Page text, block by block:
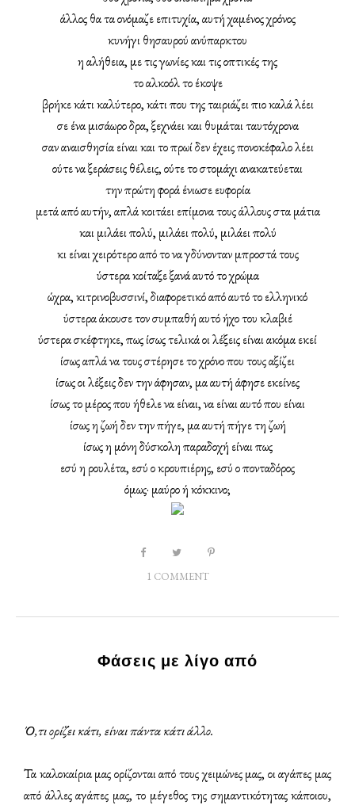
άλλος θα τα ονόμαζε επιτυχία, αυτή χαμένος χρόνος
κυνήγι θησαυρού ανύπαρκτου
η αλήθεια, με τις γωνίες και τις οπτικές της
το αλκοόλ το έκοψε
βρήκε κάτι καλύτερο, κάτι που της ταιριάζει πιο καλά λέει
σε ένα μισάωρο δρα, ξεχνάει και θυμάται ταυτόχρονα
σαν αναισθησία είναι και το πρωί δεν έχεις πονοκέφαλο λέει
ούτε να ξεράσεις θέλεις, ούτε το στομάχι ανακατεύεται
την πρώτη φορά ένιωσε ευφορία
μετά από αυτήν, απλά κοιτάει επίμονα τους άλλους στα μάτια
και μιλάει πολύ, μιλάει πολύ, μιλάει πολύ
κι είναι χειρότερο από το να γδύνονταν μπροστά τους
ύστερα κοίταξε ξανά αυτό το χρώμα
ώχρα, κιτρινοβυσσινί, διαφορετικό από αυτό το ελληνικό
ύστερα άκουσε τον συμπαθή αυτό ήχο του κλαβιέ
ύστερα σκέφτηκε, πως ίσως τελικά οι λέξεις είναι ακόμα εκεί
ίσως απλά να τους στέρησε το χρόνο που τους αξίζει
ίσως οι λέξεις δεν την άφησαν, μα αυτή άφησε εκείνες
ίσως το μέρος που ήθελε να είναι, να είναι αυτό που είναι
ίσως η ζωή δεν την πήγε, μα αυτή πήγε τη ζωή
ίσως η μόνη δύσκολη παραδοχή είναι πως
εσύ η ρουλέτα, εσύ ο κρουπιέρης, εσύ ο πονταδόρος
όμως· μαύρο ή κόκκινο;
1 COMMENT
Φάσεις με λίγο από
Ό,τι ορίζει κάτι, είναι πάντα κάτι άλλο.
Τα καλοκαίρια μας ορίζονται από τους χειμώνες μας, οι αγάπες μας
από άλλες αγάπες μας, το μέγεθος της σημαντικότητας κάποιου,